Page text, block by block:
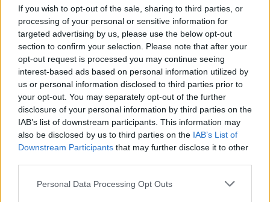
If you wish to opt-out of the sale, sharing to third parties, or
processing of your personal or sensitive information for
targeted advertising by us, please use the below opt-out
section to confirm your selection. Please note that after your
opt-out request is processed you may continue seeing
interest-based ads based on personal information utilized by
us or personal information disclosed to third parties prior to
your opt-out. You may separately opt-out of the further
disclosure of your personal information by third parties on the
IAB’s list of downstream participants. This information may
also be disclosed by us to third parties on the IAB’s List of
Downstream Participants that may further disclose it to other
Personal Data Processing Opt Outs